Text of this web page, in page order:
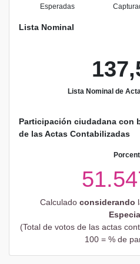
Esperadas
Lista Nominal
Lista Nominal de
Participación ciudadana con
de las Actas Contabilizadas
Calculado considerando
(Total de votos de las actas
100 = % de